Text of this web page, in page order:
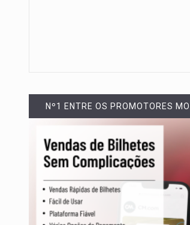
Nº1 ENTRE OS PROMOTORES